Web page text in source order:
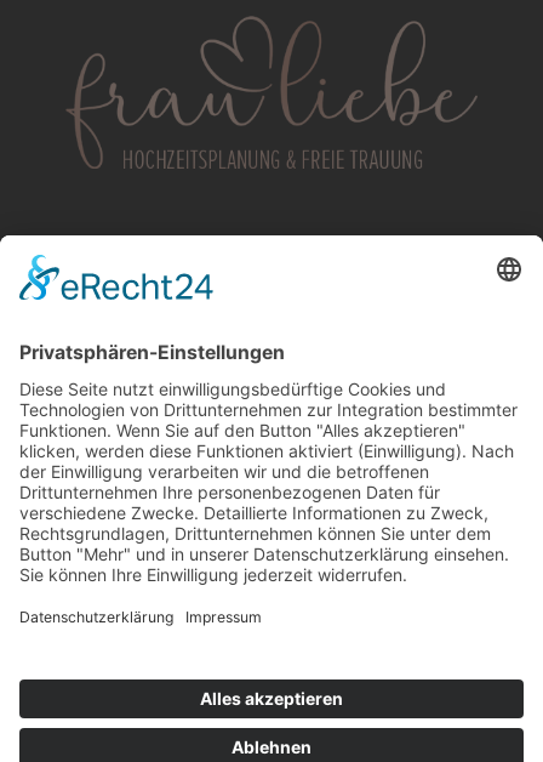
Corinne Huberty
66793
Saarwellingen
Saarland/Deutschland
Tel.: 0170 479 88 70
Mail: info@frauliebe.com
© Frau Liebe
Webdesign byCLEMENS